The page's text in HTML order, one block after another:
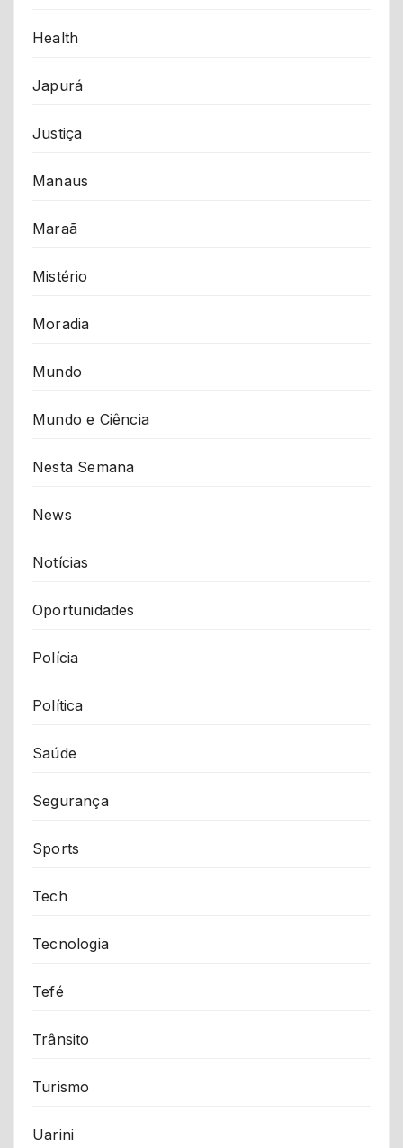
Health
Japurá
Justiça
Manaus
Maraã
Mistério
Moradia
Mundo
Mundo e Ciência
Nesta Semana
News
Notícias
Oportunidades
Polícia
Política
Saúde
Segurança
Sports
Tech
Tecnologia
Tefé
Trânsito
Turismo
Uarini